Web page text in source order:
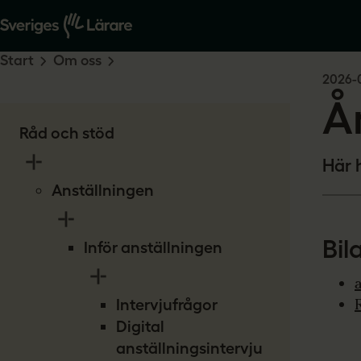
Råd och stöd
Anställningen
Inför anställningen
Intervjufrågor
Digital
anställningsintervju
Start Om oss
2026-
Här